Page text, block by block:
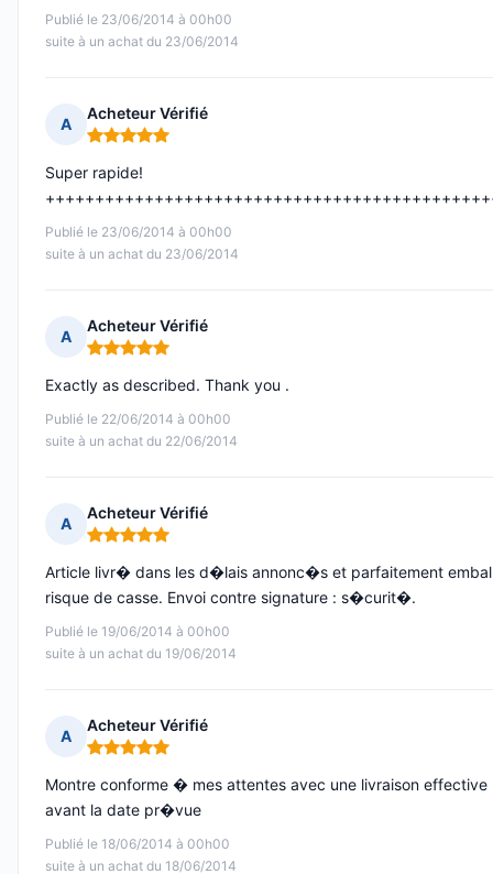
Publié le 23/06/2014 à 00h00
suite à un achat du 23/06/2014
A
Acheteur Vérifié
Note : 5 sur 5
Publié le 23/06/2014 à 00h00
suite à un achat du 23/06/2014
Super rapide!
A
Acheteur Vérifié
Note : 5 sur 5
Publié le 22/06/2014 à 00h00
suite à un achat du 22/06/2014
Exactly as described. Thank you .
A
Acheteur Vérifié
Note : 5 sur 5
Publié le 19/06/2014 à 00h00
suite à un achat du 19/06/2014
Article livr� dans les d�lais annonc�s et parfaitement
risque de casse. Envoi contre signature : s�curit�.
A
Acheteur Vérifié
Note : 5 sur 5
Publié le 18/06/2014 à 00h00
suite à un achat du 18/06/2014
Montre conforme � mes attentes avec une livraison effective
avant la date pr�vue